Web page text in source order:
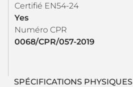
Certifié EN54-24
Yes
Numéro CPR
0068/CPR/057-2019
SPÉCIFICATIONS PHYSIQUES